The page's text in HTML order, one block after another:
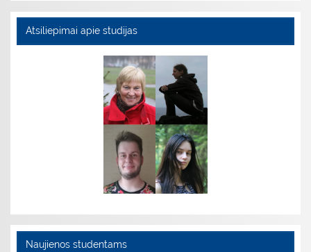
Atsiliepimai apie studijas
Naujienos studentams